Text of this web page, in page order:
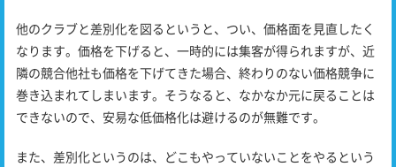
他のクラブと差別化を図るというと、つい、価格面を見直したく
なります。価格を下げると、一時的には集客が得られますが、近
隣の競合他社も価格を下げてきた場合、終わりのない価格競争に
巻き込まれてしまいます。そうなると、なかなか元に戻ることは
できないので、安易な低価格化は避けるのが無難です。
また、差別化というのは、どこもやっていないことをやるという